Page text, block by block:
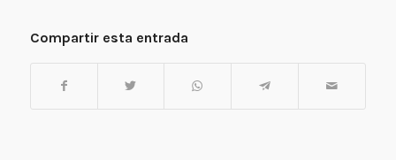
Compartir esta entrada